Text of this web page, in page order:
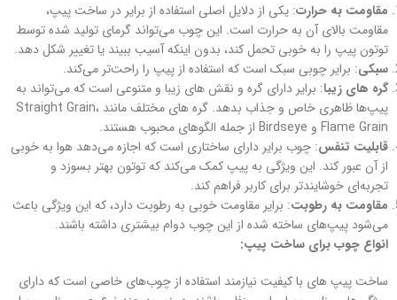
مقاومت به حرارت: یکی از دلایل اصلی استفاده از برایر در ساخت پیپ،
مقاومت بالای آن به حرارت است. این چوب می‌تواند گرمای تولید شده توسط
توتون پیپ را به خوبی تحمل کند، بدون اینکه آسیب ببیند یا تغییر شکل دهد.
سبکی: برایر چوبی سبک است که استفاده از پیپ را راحت‌تر می‌کند.
گره های زیبا: برایر دارای گره و نقش های زیبا و متنوعی است که می‌تواند به
پیپ‌ها ظاهری خاص و جذاب بدهد. گره های مختلف مانند Straight Grain،
Flame Grain و Birdseye از جمله الگوهای محبوب هستند.
قابلیت تنفس: چوب برایر دارای ساختاری است که اجازه می‌دهد هوا به خوبی
از آن عبور کند. این ویژگی به پیپ کمک می‌کند که توتون بهتر بسوزد و
تجربه‌ای خوشایندتر برای کاربر فراهم کند.
مقاومت به رطوبت: برایر مقاومت خوبی به رطوبت دارد، که این ویژگی باعث
می‌شود پیپ‌های ساخته شده از این چوب دوام بیشتری داشته باشند.
انواع چوب برای ساخت پیپ:
ساخت پیپ‌ های با کیفیت نیازمند استفاده از چوب‌های خاصی است که دارای